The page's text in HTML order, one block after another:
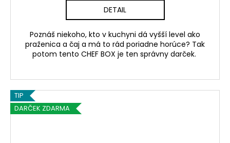
DETAIL
Poznáš niekoho, kto v kuchyni dá vyšší level ako
praženica a čaj a má to rád poriadne horúce? Tak
potom tento CHEF BOX je ten správny darček.
TIP
DARČEK ZDARMA